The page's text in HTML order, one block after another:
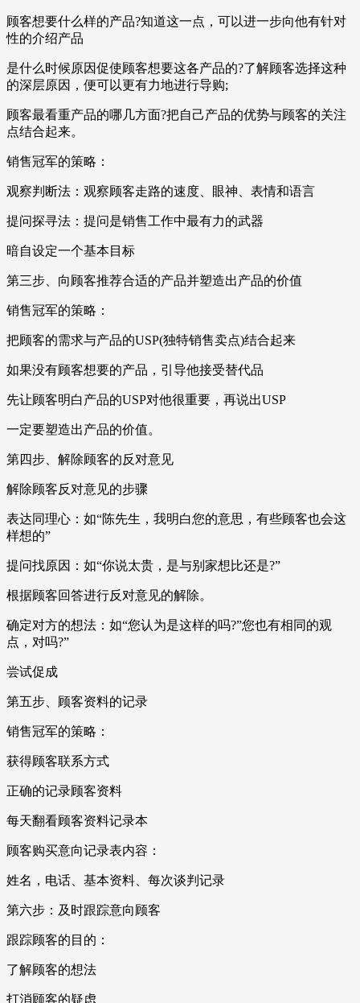
顾客想要什么样的产品?知道这一点，可以进一步向他有针对
性的介绍产品
是什么时候原因促使顾客想要这各产品的?了解顾客选择这种
的深层原因，便可以更有力地进行导购;
顾客最看重产品的哪几方面?把自己产品的优势与顾客的关注
点结合起来。
销售冠军的策略：
观察判断法：观察顾客走路的速度、眼神、表情和语言
提问探寻法：提问是销售工作中最有力的武器
暗自设定一个基本目标
第三步、向顾客推荐合适的产品并塑造出产品的价值
销售冠军的策略：
把顾客的需求与产品的USP(独特销售卖点)结合起来
如果没有顾客想要的产品，引导他接受替代品
先让顾客明白产品的USP对他很重要，再说出USP
一定要塑造出产品的价值。
第四步、解除顾客的反对意见
解除顾客反对意见的步骤
表达同理心：如“陈先生，我明白您的意思，有些顾客也会这
样想的”
提问找原因：如“你说太贵，是与别家想比还是?”
根据顾客回答进行反对意见的解除。
确定对方的想法：如“您认为是这样的吗?”您也有相同的观
点，对吗?”
尝试促成
第五步、顾客资料的记录
销售冠军的策略：
获得顾客联系方式
正确的记录顾客资料
每天翻看顾客资料记录本
顾客购买意向记录表内容：
姓名，电话、基本资料、每次谈判记录
第六步：及时跟踪意向顾客
跟踪顾客的目的：
了解顾客的想法
打消顾客的疑虑